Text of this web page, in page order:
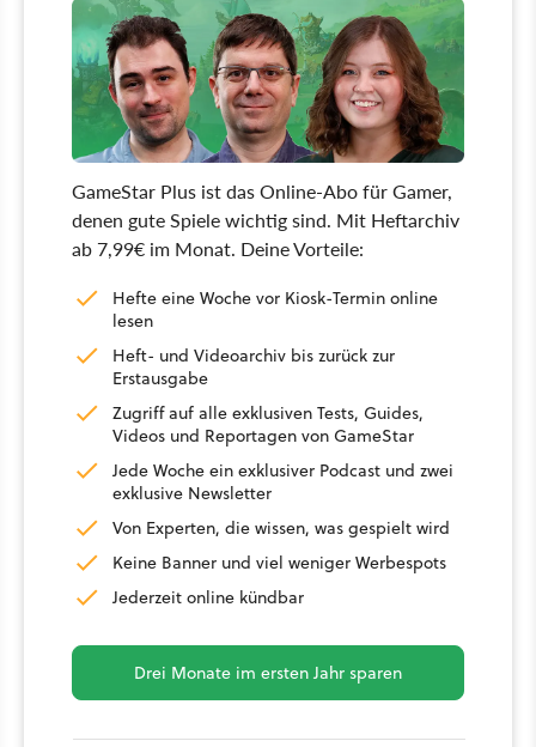
GameStar Plus ist das Online-Abo für Gamer,
denen gute Spiele wichtig sind. Mit Heftarchiv
ab 7,99€ im Monat. Deine Vorteile:
Hefte eine Woche vor Kiosk-Termin online
lesen
Heft- und Videoarchiv bis zurück zur
Erstausgabe
Zugriff auf alle exklusiven Tests, Guides,
Videos und Reportagen von GameStar
Jede Woche ein exklusiver Podcast und zwei
exklusive Newsletter
Von Experten, die wissen, was gespielt wird
Keine Banner und viel weniger Werbespots
Jederzeit online kündbar
Drei Monate im ersten Jahr sparen